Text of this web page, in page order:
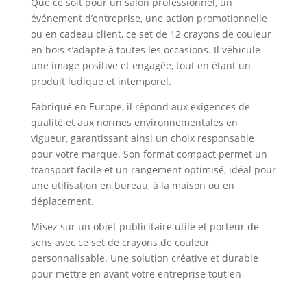
événement d’entreprise, une action promotionnelle
ou en cadeau client, ce set de 12 crayons de couleur
en bois s’adapte à toutes les occasions. Il véhicule
une image positive et engagée, tout en étant un
produit ludique et intemporel.
Fabriqué en Europe, il répond aux exigences de
qualité et aux normes environnementales en
vigueur, garantissant ainsi un choix responsable
pour votre marque. Son format compact permet un
transport facile et un rangement optimisé, idéal pour
une utilisation en bureau, à la maison ou en
déplacement.
Misez sur un objet publicitaire utile et porteur de
sens avec ce set de crayons de couleur
personnalisable. Une solution créative et durable
pour mettre en avant votre entreprise tout en